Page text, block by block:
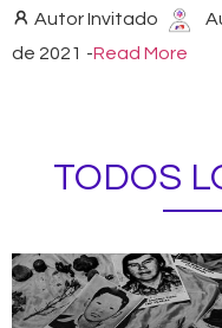
Autor Invitado
de 2021 -Read More
TODOS